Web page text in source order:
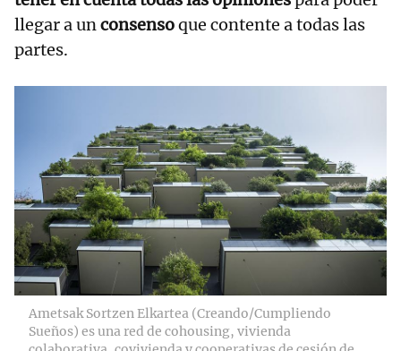
llegar a unconsensoque contente a todas las
partes.
Ametsak Sortzen Elkartea (Creando/Cumpliendo
Sueños) es una red de cohousing, vivienda